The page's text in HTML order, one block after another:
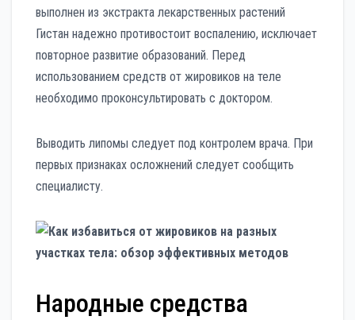
выполнен из экстракта лекарственных растений
Гистан надежно противостоит воспалению, исключает
повторное развитие образований. Перед
использованием средств от жировиков на теле
необходимо проконсультировать с доктором.
Выводить липомы следует под контролем врача. При
первых признаках осложнений следует сообщить
специалисту.
Народные средства